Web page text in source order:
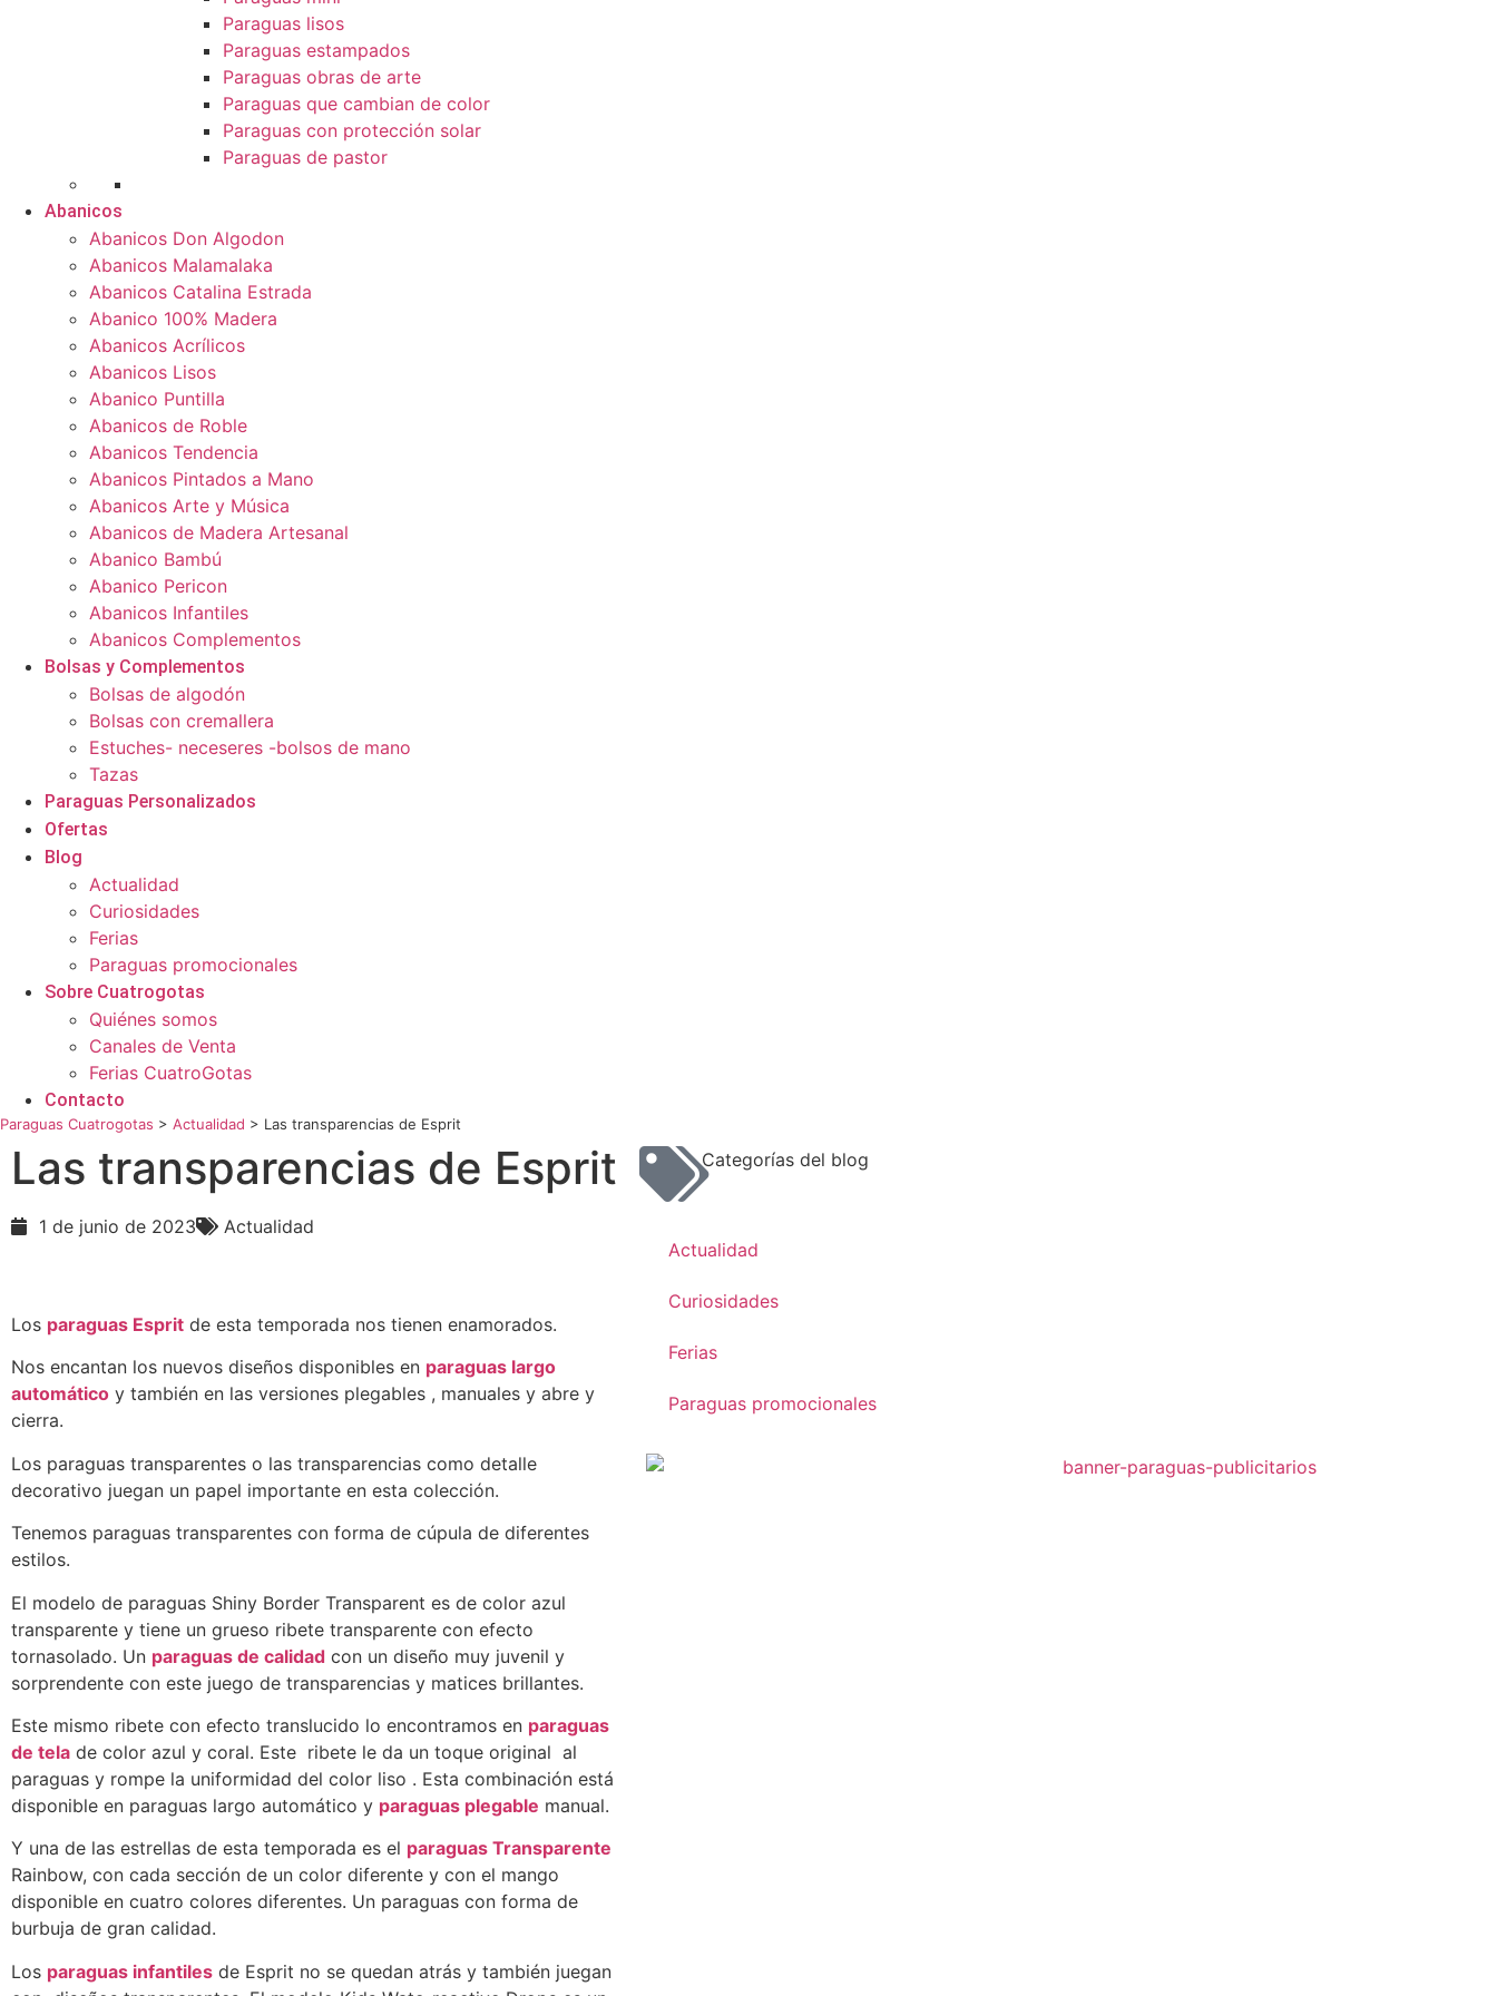
Paraguas lisos
Paraguas estampados
Paraguas obras de arte
Paraguas que cambian de color
Paraguas con protección solar
Paraguas de pastor
Abanicos
Abanicos Don Algodon
Abanicos Malamalaka
Abanicos Catalina Estrada
Abanico 100% Madera
Abanicos Acrílicos
Abanicos Lisos
Abanico Puntilla
Abanicos de Roble
Abanicos Tendencia
Abanicos Pintados a Mano
Abanicos Arte y Música
Abanicos de Madera Artesanal
Abanico Bambú
Abanico Pericon
Abanicos Infantiles
Abanicos Complementos
Bolsas y Complementos
Bolsas de algodón
Bolsas con cremallera
Estuches- neceseres -bolsos de mano
Tazas
Paraguas Personalizados
Ofertas
Blog
Actualidad
Curiosidades
Ferias
Paraguas promocionales
Sobre Cuatrogotas
Quiénes somos
Canales de Venta
Ferias CuatroGotas
Contacto
Paraguas Cuatrogotas > Actualidad > Las transparencias de Esprit
Las transparencias de Esprit
1 de junio de 2023 Actualidad
Los paraguas Esprit de esta temporada nos tienen enamorados.
Nos encantan los nuevos diseños disponibles en paraguas largo
automático y también en las versiones plegables , manuales y abre y
cierra.
Los paraguas transparentes o las transparencias como detalle
decorativo juegan un papel importante en esta colección.
Tenemos paraguas transparentes con forma de cúpula de diferentes
estilos.
El modelo de paraguas Shiny Border Transparent es de color azul
transparente y tiene un grueso ribete transparente con efecto
tornasolado. Un paraguas de calidad con un diseño muy juvenil y
sorprendente con este juego de transparencias y matices brillantes.
Este mismo ribete con efecto translucido lo encontramos en paraguas
de tela de color azul y coral. Este ribete le da un toque original al
paraguas y rompe la uniformidad del color liso . Esta combinación está
disponible en paraguas largo automático y paraguas plegable manual.
Y una de las estrellas de esta temporada es el paraguas Transparente
Rainbow, con cada sección de un color diferente y con el mango
disponible en cuatro colores diferentes. Un paraguas con forma de
burbuja de gran calidad.
Los paraguas infantiles de Esprit no se quedan atrás y también juegan
Categorías del blog
Actualidad
Curiosidades
Ferias
Paraguas promocionales